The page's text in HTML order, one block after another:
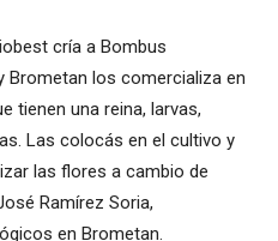
cría a Bombus
Brometan los comercializa en
tienen una reina, larvas,
Las colocás en el cultivo y
las flores a cambio de
Ramírez Soria,
en Brometan.